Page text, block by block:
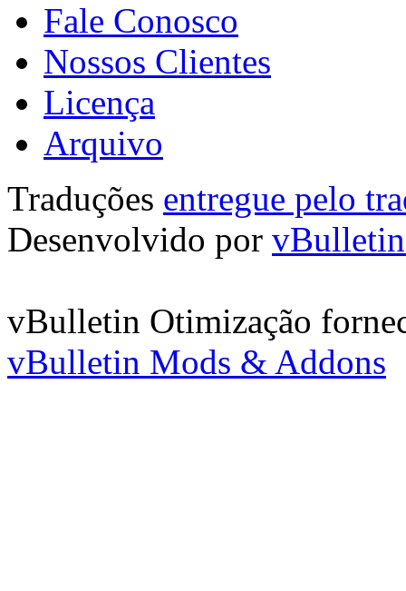
Fale Conosco
Nossos Clientes
Licença
Arquivo
Traduções entregue pelo
Desenvolvido por
vBulletin Otimização
vBulletin Mods & Addons